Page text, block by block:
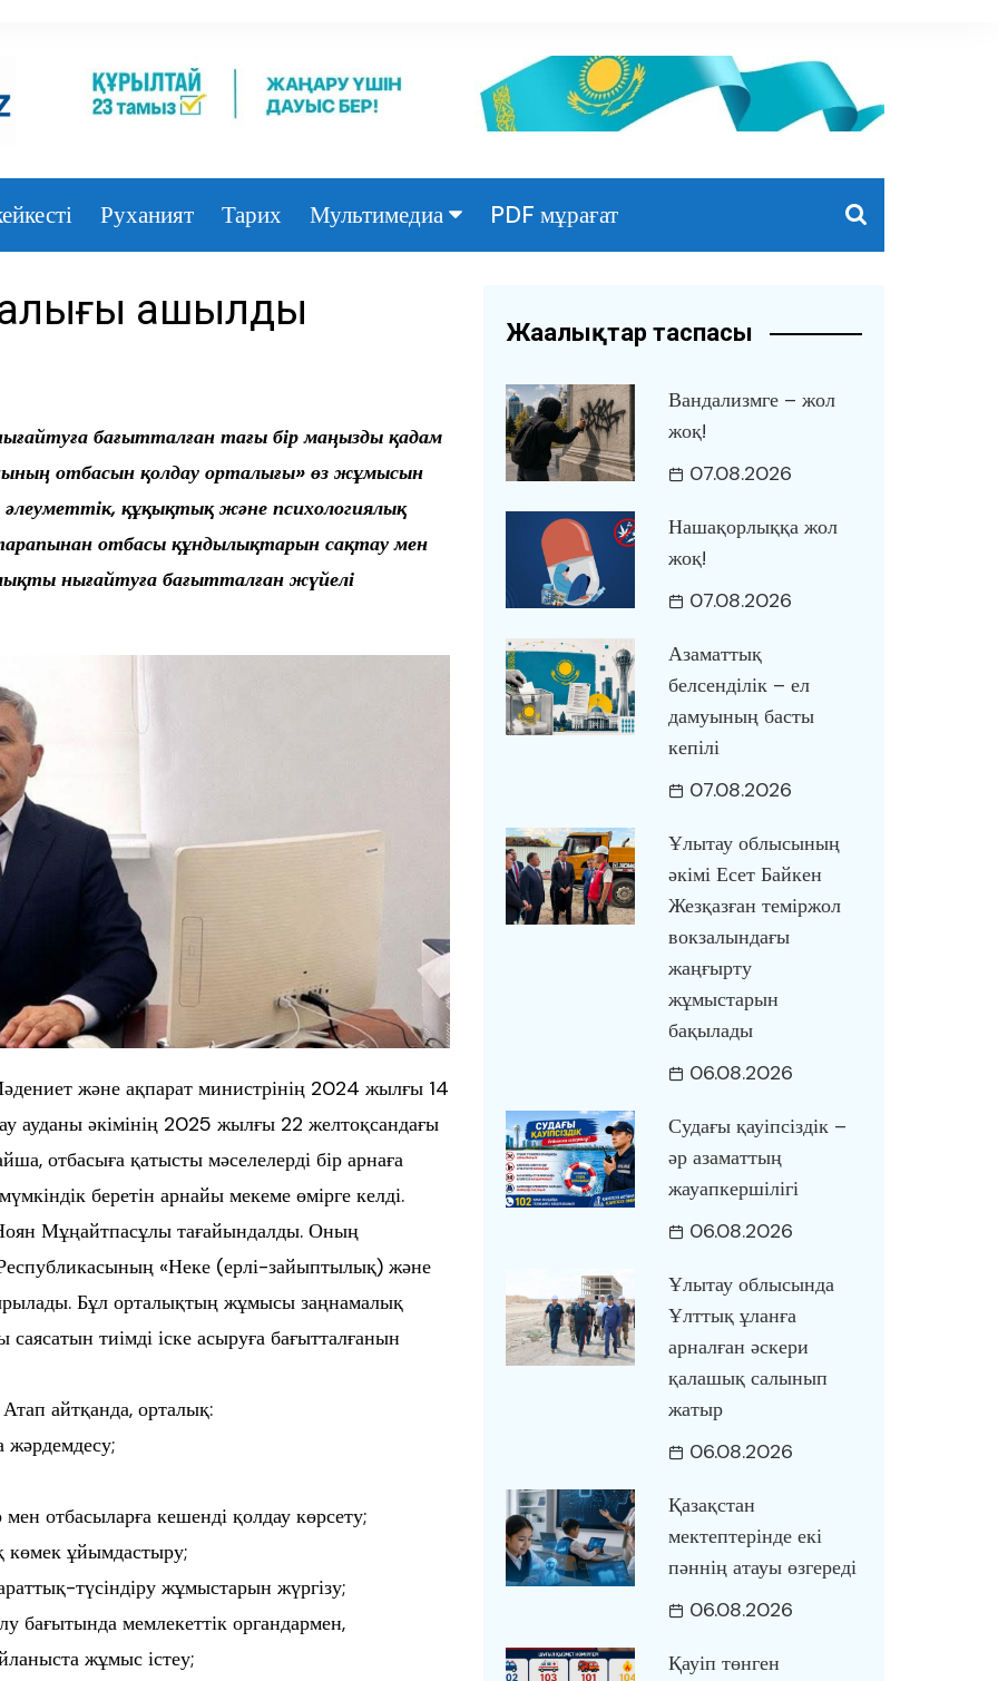
Руханият Тарих Мультимедиа PDF мұрағат
ашылды
бағытталған тағы бір маңызды қадам
отбасын қолдау орталығы» өз жұмысын
құқықтық және психологиялық
отбасы құндылықтарын сақтау мен
нығайтуға бағытталған жүйелі
және ақпарат министрінің 2024 жылғы 14
әкімінің 2025 жылғы 22 желтоқсандағы
отбасыға қатысты мәселелерді бір арнаға
беретін арнайы мекеме өмірге келді.
Мұңайтпасұлы тағайындалды. Оның
«Неке (ерлі-зайыптылық) және
Бұл орталықтың жұмысы заңнамалық
тиімді іске асыруға бағытталғанын
айтқанда, орталық:
жәрдемдесу;
отбасыларға кешенді қолдау көрсету;
көмек ұйымдастыру;
түсіндіру жұмыстарын жүргізу;
мемлекеттік органдармен,
жұмыс істеу;
Жаңалықтар таспасы
Вандализмге – жол
жоқ!
07.08.2026
Нашақорлыққа жол
жоқ!
07.08.2026
Азаматтық
белсенділік – ел
дамуының басты
кепілі
07.08.2026
Ұлытау облысының
әкімі Есет Байкен
Жезқазған теміржол
вокзалындағы
жаңғырту
жұмыстарын
бақылады
06.08.2026
Судағы қауіпсіздік –
әр азаматтың
жауапкершілігі
06.08.2026
Ұлытау облысында
Ұлттық ұланға
арналған әскери
қалашық салынып
жатыр
06.08.2026
Қазақстан
мектептерінде екі
пәннің атауы өзгереді
06.08.2026
Қауіп төнген